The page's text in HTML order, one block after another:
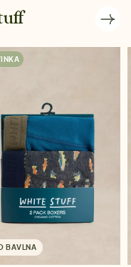
BAVLNA